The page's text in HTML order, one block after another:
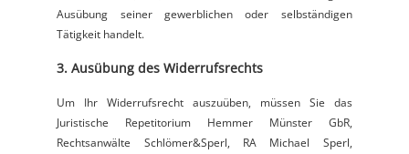
Ausübung seiner gewerblichen oder selbständigen
Tätigkeit handelt.
3. Ausübung des Widerrufsrechts
Um Ihr Widerrufsrecht auszuüben, müssen Sie das
Juristische Repetitorium Hemmer Münster GbR,
Rechtsanwälte Schlömer&Sperl, RA Michael Sperl,
Würzburg